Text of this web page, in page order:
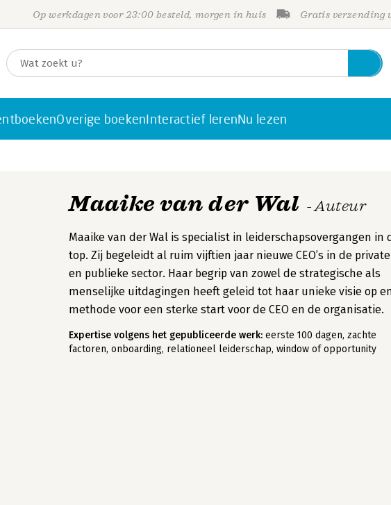
Op werkdagen voor 23:00 besteld, morgen in huis Gratis verzending
Overige boekenInteractief lerenNu lezen
Maaike van der Wal - Auteur
Maaike van der Wal is specialist in leiderschapsovergangen in
top. Zij begeleidt al ruim vijftien jaar nieuwe CEO’s in de private
en publieke sector. Haar begrip van zowel de strategische als
menselijke uitdagingen heeft geleid tot haar unieke visie op
methode voor een sterke start voor de CEO en de organisatie.
Expertise volgens het gepubliceerde werk: eerste 100 dagen, zachte
factoren, onboarding, relationeel leiderschap, window of opportunity